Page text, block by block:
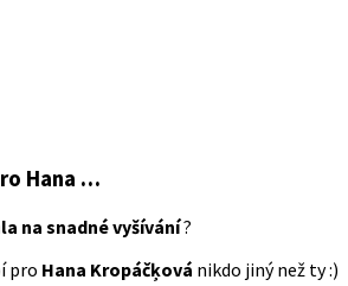
Hana …
na snadné vyšívání?
pro Hana Kropáčķová nikdo jiný než ty :)